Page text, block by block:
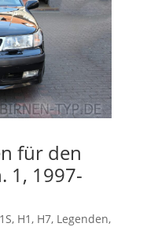
für den
1, 1997-
, H1, H7, Legenden,